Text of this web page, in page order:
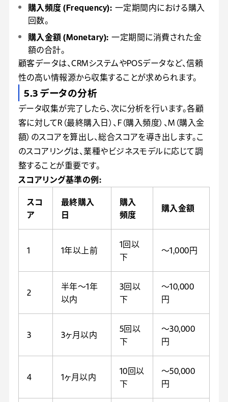
購入頻度 (Frequency): 一定期間内における購入
回数。
購入金額 (Monetary): 一定期間に消費された金
額の合計。
顧客データは、CRMシステムやPOSデータなど、信頼
性の高い情報源から収集することが求められます。
5.3 データの分析
データ収集が完了したら、次に分析を行います。各顧
客に対してR（最終購入日）、F（購入頻度）、M（購入金
額）のスコアを算出し、総合スコアを導き出します。こ
のスコアリングは、業種やビジネスモデルに応じて調
整することが重要です。
スコアリング基準の例:
スコ
ア
最終購入
日
購入
頻度
購入金額
1 1年以上前
1回以
下
〜1,000円
2
半年〜1年
以内
3回以
下
〜10,000
円
3 3ヶ月以内
5回以
下
〜30,000
円
4 1ヶ月以内
10回以
下
〜50,000
円